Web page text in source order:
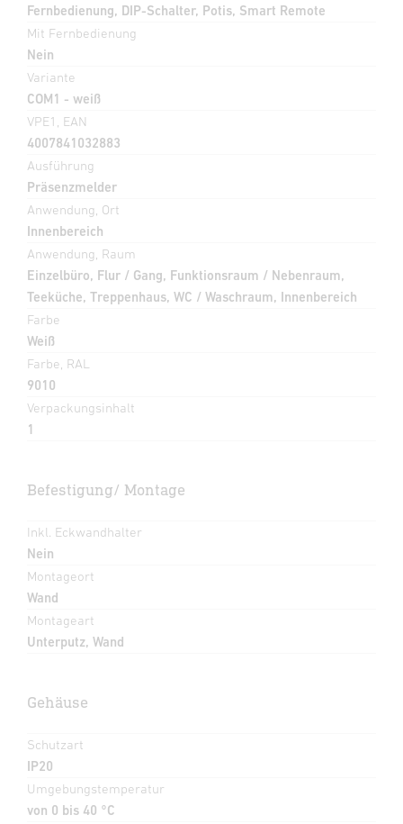
Fernbedienung, DIP-Schalter, Potis, Smart Remote
Mit Fernbedienung
Nein
Variante
COM1 - weiß
VPE1, EAN
4007841032883
Ausführung
Präsenzmelder
Anwendung, Ort
Innenbereich
Anwendung, Raum
Einzelbüro, Flur / Gang, Funktionsraum / Nebenraum,
Teeküche, Treppenhaus, WC / Waschraum, Innenbereich
Farbe
Weiß
Farbe, RAL
9010
Verpackungsinhalt
1
Befestigung/ Montage
Inkl. Eckwandhalter
Nein
Montageort
Wand
Montageart
Unterputz, Wand
Gehäuse
Schutzart
IP20
Umgebungstemperatur
von 0 bis 40 °C